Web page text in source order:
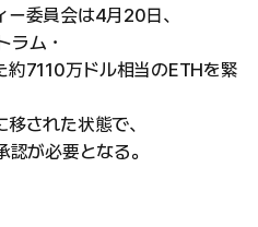
委員会は4月20日、
ラム・
約7110万ドル相当のETHを緊
された状態で、
が必要となる。